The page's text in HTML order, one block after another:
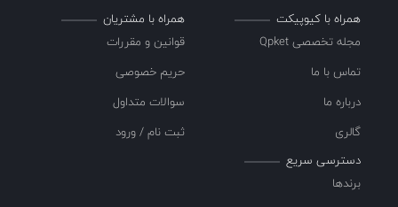
همراه با کیوپیکت
مجله تخصصی Qpket
تماس با ما
درباره ما
گالری
همراه با مشتریان
قوانین و مقررات
حریم خصوصی
سوالات متداول
ثبت نام / ورود
دسترسی سریع
برندها